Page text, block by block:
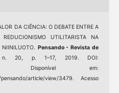
DA CIÊNCIA: O DEBATE ENTRE A
UTILITARISTA NA
Pensando - Revista de
20, p. 1–17, 2019. DOI:
Disponível em:
pensando/article/view/3479. Acesso